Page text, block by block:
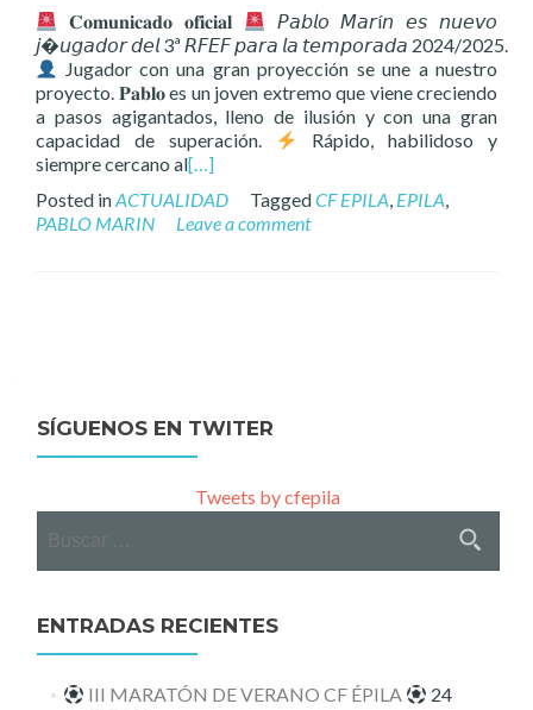
𝐂𝐨𝐦𝐮𝐧𝐢𝐜𝐚𝐝𝐨 𝐨𝐟𝐢𝐜𝐢𝐚𝐥
𝘗𝘢𝘣𝘭𝘰 𝘔𝘢𝘳í𝘯 𝘦𝘴 𝘯𝘶𝘦𝘷𝘰
𝘫𝘶𝘨𝘢𝘥𝘰𝘳 𝘥𝘦𝘭 3ª 𝘙𝘍𝘌𝘍 𝘱𝘢𝘳𝘢 𝘭𝘢 𝘵𝘦𝘮𝘱𝘰𝘳𝘢𝘥𝘢 2024/2025.
Jugador con una gran proyección se une a nuestro
proyecto. 𝐏𝐚𝐛𝐥𝐨 es un joven extremo que viene creciendo
a pasos agigantados, lleno de ilusión y con una gran
capacidad de superación.
Rápido, habilidoso y
siempre cercano al[…]
Posted inACTUALIDAD TaggedCF EPILA, EPILA,
PABLO MARIN
Leave a comment
SÍGUENOS EN TWITER
Tweets by cfepila
ENTRADAS RECIENTES
III MARATÓN DE VERANO CF ÉPILA
24